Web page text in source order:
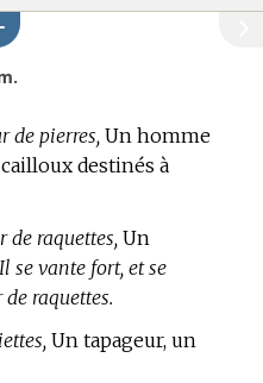
de pierres, Un homme
destinés à
de raquettes, Un
Il se vante fort, et se
raquettes.
Un tapageur, un